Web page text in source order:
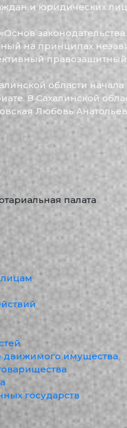
и юридических
на принципах
правозащитный
области
В Сахалинской
Любовь
палата
движимого имущества
государств